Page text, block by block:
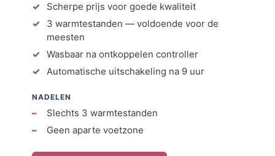
Scherpe prijs voor goede kwaliteit
3 warmtestanden — voldoende voor de
meesten
Wasbaar na ontkoppelen controller
Automatische uitschakeling na 9 uur
NADELEN
Slechts 3 warmtestanden
Geen aparte voetzone